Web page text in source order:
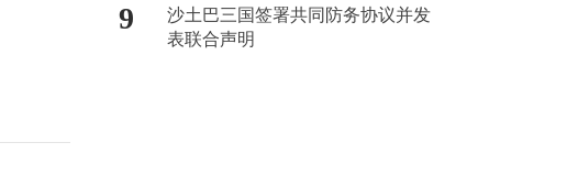
9
沙土巴三国签署共同防务协议并发
表联合声明